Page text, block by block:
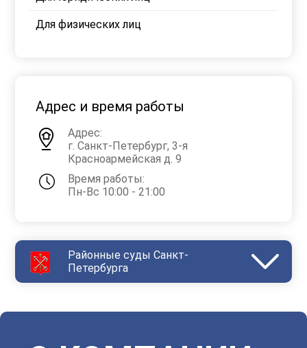
Для физических лиц
Адрес и время работы
Адрес:
г. Санкт-Петербург, 3-я
Красноармейская д. 9
Время работы:
Пн-Вс 10:00 - 21:00
Районные суды Санкт-
Петербурга